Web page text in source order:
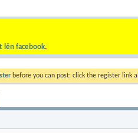
lên facebook.
before you can post: click the register link